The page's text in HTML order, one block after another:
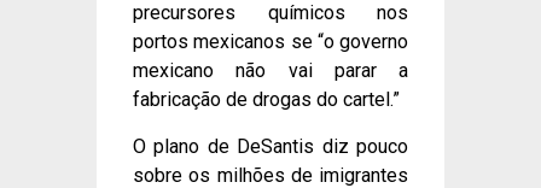
precursores químicos nos
portos mexicanos se “o governo
mexicano não vai parar a
fabricação de drogas do cartel.”
O plano de DeSantis diz pouco
sobre os milhões de imigrantes